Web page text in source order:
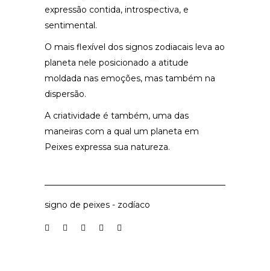
expressão contida, introspectiva, e
sentimental.
O mais flexível dos signos zodiacais leva ao
planeta nele posicionado a atitude
moldada nas emoções, mas também na
dispersão.
A criatividade é também, uma das
maneiras com a qual um planeta em
Peixes expressa sua natureza.
signo de peixes - zodíaco